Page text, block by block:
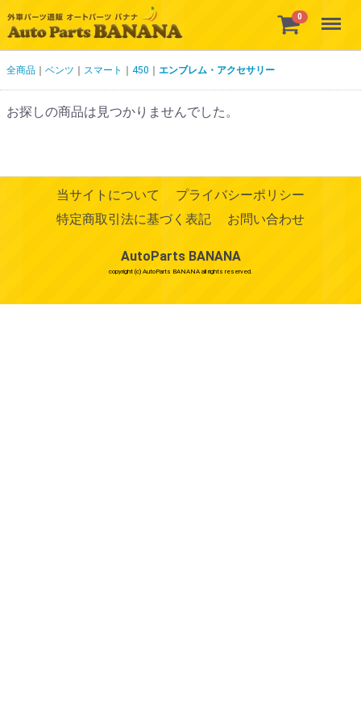
0 Menu
全商品 ベンツ スマート 450 エンブレム・アクセサリー
お探しの商品は見つかりませんでした。
当サイトについて
プライバシーポリシー
特定商取引法に基づく表記
お問い合わせ
AutoParts BANANA
copyright (c) AutoParts BANANA all rights reserved.